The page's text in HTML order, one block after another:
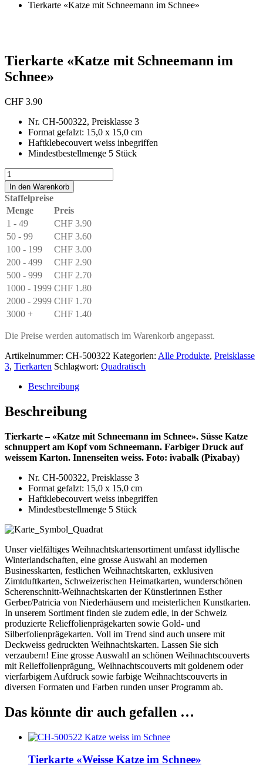
Tierkarte «Katze mit Schneemann im Schnee»
Tierkarte «Katze mit Schneemann im
Schnee»
CHF 3.90
Nr. CH-500322, Preisklasse 3
Format gefalzt: 15,0 x 15,0 cm
Haftklebecouvert weiss inbegriffen
Mindestbestellmenge 5 Stück
Tierkarte
«Katze
mit
Schneemann
im
Schnee»
Menge
In den Warenkorb
Staffelpreise
Menge
Preis
1 - 49
CHF 3.90
50 - 99
CHF 3.60
100 - 199
CHF 3.00
200 - 499
CHF 2.90
500 - 999
CHF 2.70
1000 - 1999 CHF 1.80
2000 - 2999 CHF 1.70
3000 +
CHF 1.40
Die Preise werden automatisch im Warenkorb angepasst.
Artikelnummer: CH-500322 Kategorien: Alle Produkte, Preisklasse
3, Tierkarten Schlagwort: Quadratisch
Beschreibung
Beschreibung
Tierkarte – «Katze mit Schneemann im Schnee». Süsse Katze
schnuppert am Kopf vom Schneemann. Farbiger Druck auf
weissem Karton. Innenseiten weiss. Foto: ivabalk (Pixabay)
Nr. CH-500322, Preisklasse 3
Format gefalzt: 15,0 x 15,0 cm
Haftklebecouvert weiss inbegriffen
Mindestbestellmenge 5 Stück
Unser vielfältiges Weihnachtskartensortiment umfasst idyllische
Winterlandschaften, eine grosse Auswahl an modernen
Businesskarten, festlichen Weihnachtskarten, exklusiven
Zimtduftkarten, Schweizerischen Heimatkarten, wunderschönen
Scherenschnitt-Weihnachtskarten der Künstlerinnen Esther
Gerber/Patricia von Niederhäusern und meisterlichen Kunstkarten.
In unserem Sortiment finden sie zudem edle, in der Schweiz
produzierte Relieffolienprägekarten sowie Gold- und
Silberfolienprägekarten. Voll im Trend sind auch unsere mit
Deckweiss gedruckten Weihnachtskarten. Lassen Sie sich
verzaubern! Eine grosse Auswahl an schönen Weihnachtscouverts
mit Relieffolienprägung, Weihnachtscouverts mit goldenem oder
vierfarbigem Aufdruck sowie farbige Weihnachtscouverts in
diversen Formaten und Farben runden unser Programm ab.
Das könnte dir auch gefallen …
Tierkarte «Weisse Katze im Schnee»